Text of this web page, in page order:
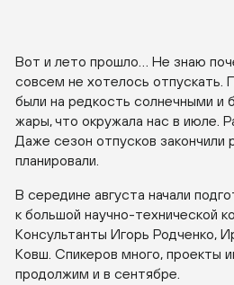
Вот и лето прошло… Не знаю
совсем не хотелось отпускать.
были на редкость солнечными и
жары, что окружала нас в июле.
Даже сезон отпусков закончили
планировали.
В середине августа начали
к большой научно-технической
Консультанты Игорь Родченко,
Ковш. Спикеров много, проекты
продолжим и в сентябре.